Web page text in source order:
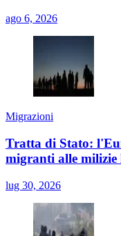
ago 6, 2026
Migrazioni
Tratta di Stato:
migranti alle milizie
lug 30, 2026